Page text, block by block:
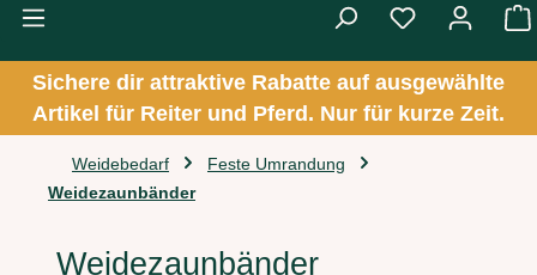
Sichere dir attraktive Rabatte auf ausgewählte
Artikel für Reiter und Pferd. Nur für kurze Zeit.
Weidebedarf
Feste Umrandung
Weidezaunbänder
Weidezaunbänder